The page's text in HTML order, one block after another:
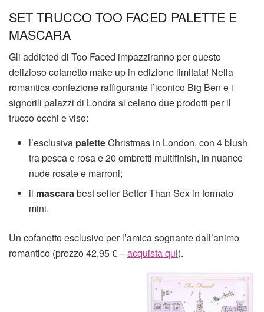
SET TRUCCO TOO FACED PALETTE E
MASCARA
Gli addicted di Too Faced impazziranno per questo
delizioso cofanetto make up in edizione limitata! Nella
romantica confezione raffigurante l’iconico Big Ben e i
signorili palazzi di Londra si celano due prodotti per il
trucco occhi e viso:
l’esclusiva paletteChristmas in London, con 4 blush
tra pesca e rosa e 20 ombretti multifinish, in nuance
nude rosate e marroni;
il mascarabest seller Better Than Sex in formato
mini.
Un cofanetto esclusivo per l’amica sognante dall’animo
romantico (prezzo 42,95 € –acquista qui).